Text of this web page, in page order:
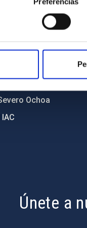
de género
y Sostenibilidad
externa
Ochoa
Únete a